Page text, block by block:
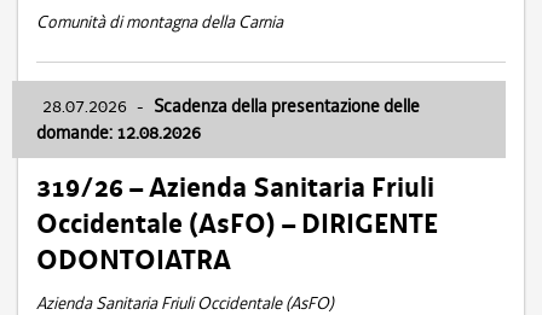
Comunità di montagna della Carnia
28.07.2026 - Scadenza della presentazione delle
domande: 12.08.2026
319/26 – Azienda Sanitaria Friuli
Occidentale (AsFO) – DIRIGENTE
ODONTOIATRA
Azienda Sanitaria Friuli Occidentale (AsFO)